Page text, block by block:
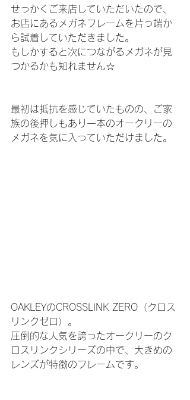
せっかくご来店していただいたので、
お店にあるメガネフレームを片っ端か
ら試着していただきました。
もしかすると次につながるメガネが見
つかるかも知れません☆
最初は抵抗を感じていたものの、ご家
族の後押しもあり一本のオークリーの
メガネを気に入っていただけました。
OAKLEYのCROSSLINK ZERO（クロス
リンクゼロ）。
圧倒的な人気を誇ったオークリーのク
ロスリンクシリーズの中で、大きめの
レンズが特徴のフレームです。